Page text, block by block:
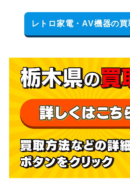
レトロ家電・AV機器の